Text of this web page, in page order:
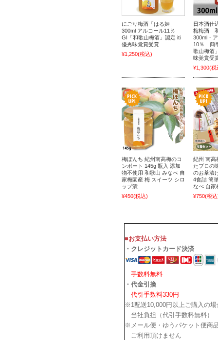
にごり梅酒「はる姫」
300ml アルコール11％
GI「和歌山梅酒」認定 iti
優秀味覚賞受賞
¥1,250(税込)
日本酒仕
梅梅酒
300ml・
10％ 簡
歌山梅酒
味覚賞受
¥1,300(税
梅ぽんち 紀州南高梅のコ
ンポート 145g 瓶入 添加
物不使用 和歌山 みなべ 自
家梅園産 梅 スイーツ シロ
ップ漬
¥450(税込)
紀州 南高
たプロの
のお茶漬
4食詰 簡
なべ 自家
¥750(税
■お支払い方法
・クレジットカード決済
手数料無料
・代金引換
代引手数料330円
※1配送10,000円以上ご購入の場
当社負担（代引手数料無料）
※メール便・ゆうパケット便商
ご利用頂けません